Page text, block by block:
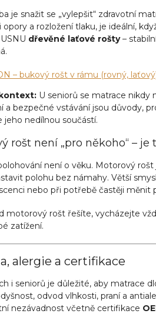
je snažit se „vylepšit“ zdravotní
opory a rozložení tlaku, je ideální,
dřevěné laťové rošty–
– bukový rošt v rámu (rovný,
U seniorů se matrace nikdy
a bezpečné vstávání jsou důvody,
jeho nedílnou součástí.
rošt není „pro někoho“ –
není o věku. Motorový
polohu bez námahy. Větší
nebo při potřebě častěji měnit
motorový rošt řešíte, vycházejte
zatížení.
alergie a certifikace
i seniorů je důležité, aby matrace
odvod vlhkosti, praní a
nezávadnost včetně certifikace